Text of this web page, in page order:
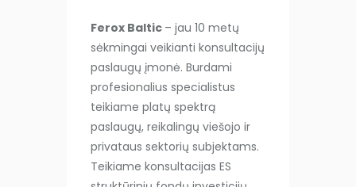
Ferox Baltic – jau 10 metų
sėkmingai veikianti konsultacijų
paslaugų įmonė. Burdami
profesionalius specialistus
teikiame platų spektrą
paslaugų, reikalingų viešojo ir
privataus sektorių subjektams.
Teikiame konsultacijas ES